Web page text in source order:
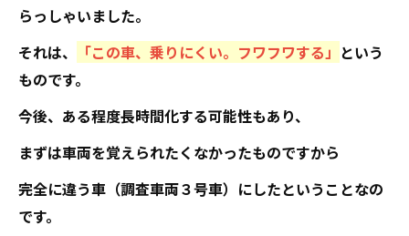
らっしゃいました。
それは、
「この車、乗りにくい。フワフワする」 という
ものです。
今後、ある程度長時間化する可能性もあり、
まずは車両を覚えられたくなかったものですから
完全に違う車（調査車両３号車）にしたということなの
です。